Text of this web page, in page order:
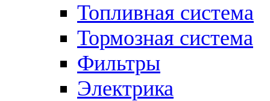
Топливная система
Тормозная система
Фильтры
Электрика